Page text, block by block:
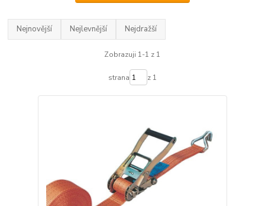
Nejnovější Nejlevnější Nejdražší
Zobrazuji 1-1 z 1
strana z 1